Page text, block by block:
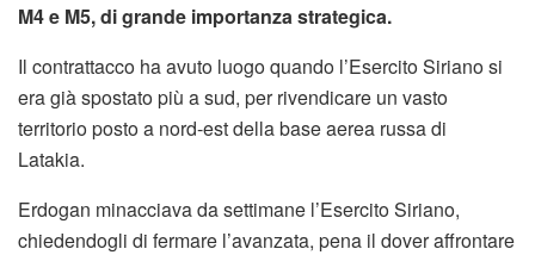
M4 e M5, di grande importanza strategica.
Il contrattacco ha avuto luogo quando l’Esercito Siriano si
era già spostato più a sud, per rivendicare un vasto
territorio posto a nord-est della base aerea russa di
Latakia.
Erdogan minacciava da settimane l’Esercito Siriano,
chiedendogli di fermare l’avanzata, pena il dover affrontare